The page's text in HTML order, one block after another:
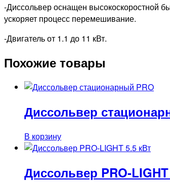
-Диссольвер оснащен высокоскоростной
ускоряет процесс перемешивание.
-Двигатель от 1.1 до 11 кВт.
Похожие товары
Диссольвер
В корзину
Диссольвер PRO-